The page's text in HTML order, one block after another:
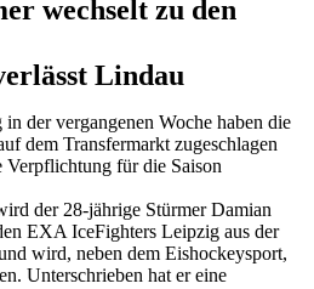
wechselt zu den
Lindau
der vergangenen Woche haben die
dem Transfermarkt zugeschlagen
Verpflichtung für die Saison
der 28-jährige Stürmer Damian
EXA IceFighters Leipzig aus der
wird, neben dem Eishockeysport,
Unterschrieben hat er eine